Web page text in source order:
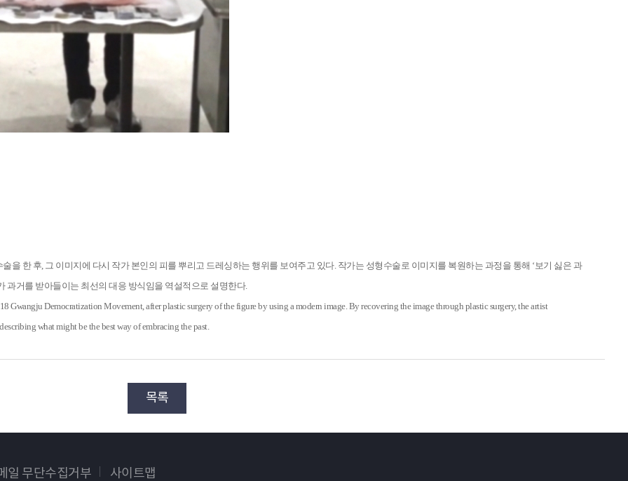
을 한 후, 그 이미지에 다시 작가 본인의 피를 뿌리고 드레싱하는 행위를 보여주고 있다. 작가는 성형수술로 이미지를 복원하는 과정을 통해 ‘보기 싫은 과
과거를 받아들이는 최선의 대응 방식임을 역설적으로 설명한다.
Gwangju Democratization Movement, after plastic surgery of the figure by using a modern image. By recovering the image through plastic surgery, the artist
what might be the best way of embracing the past.
목록
일 무단수집거부 사이트맵